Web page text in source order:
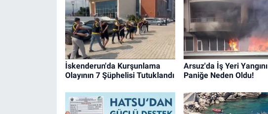
İskenderun'da Kurşunlama
Olayının 7 Şüphelisi Tutuklandı
Arsuz'da İş Yeri Yangını
Paniğe Neden Oldu!